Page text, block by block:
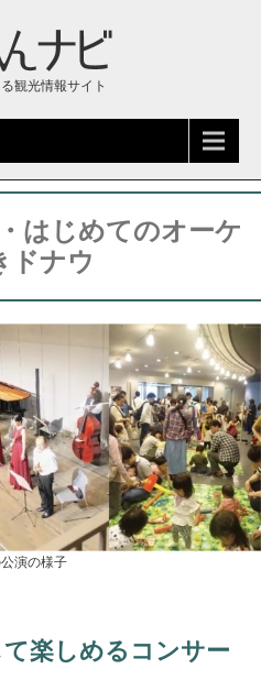
観光情報サイト
はじめてのオーケ
ドナウ
演の様子
楽しめるコンサー